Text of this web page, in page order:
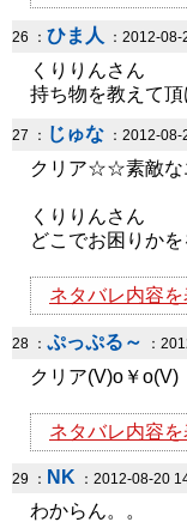
26 ： ひま人 ：2012-
くりりんさん
持ち物を教えて
27 ： じゅな ：2012-
クリア☆☆素敵な
くりりんさん
どこでお困りかを
ネタバレ内容
28 ： ぷっぷる～ ：
クリア(V)o￥o(V)
ネタバレ内容
29 ： NK ：2012-08-20
わからん。。